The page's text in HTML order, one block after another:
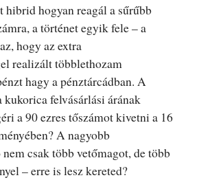
hibrid hogyan reagál a sűrűbb
a történet egyik fele – a
hogy az extra
realizált többlethozam
hagy a pénztárcádban. A
kukorica felvásárlási árának
a 90 ezres tőszámot kivetni a 16
A nagyobb
csak több vetőmagot, de több
– erre is lesz kereted?